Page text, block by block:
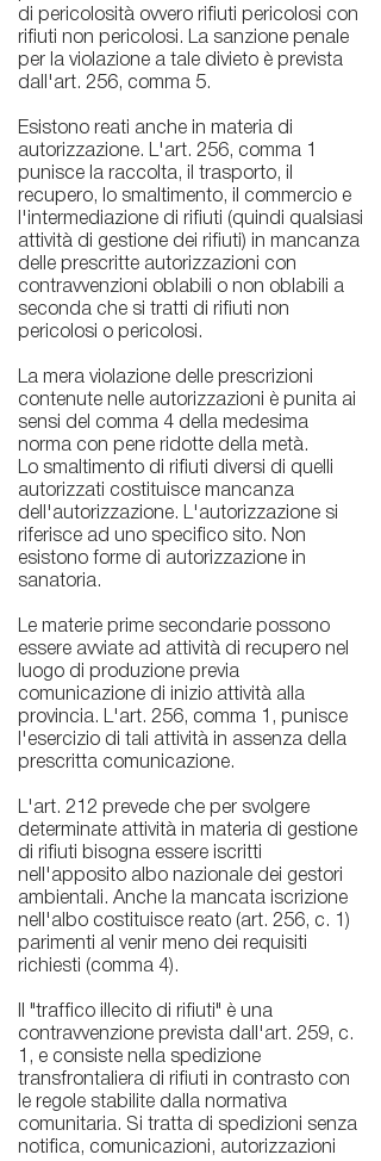
di pericolosità ovvero rifiuti pericolosi con
rifiuti non pericolosi. La sanzione penale
per la violazione a tale divieto è prevista
dall'art. 256, comma 5.
Esistono reati anche in materia di
autorizzazione. L'art. 256, comma 1
punisce la raccolta, il trasporto, il
recupero, lo smaltimento, il commercio e
l'intermediazione di rifiuti (quindi qualsiasi
attività di gestione dei rifiuti) in mancanza
delle prescritte autorizzazioni con
contravvenzioni oblabili o non oblabili a
seconda che si tratti di rifiuti non
pericolosi o pericolosi.
La mera violazione delle prescrizioni
contenute nelle autorizzazioni è punita ai
sensi del comma 4 della medesima
norma con pene ridotte della metà.
Lo smaltimento di rifiuti diversi di quelli
autorizzati costituisce mancanza
dell'autorizzazione. L'autorizzazione si
riferisce ad uno specifico sito. Non
esistono forme di autorizzazione in
sanatoria.
Le materie prime secondarie possono
essere avviate ad attività di recupero nel
luogo di produzione previa
comunicazione di inizio attività alla
provincia. L'art. 256, comma 1, punisce
l'esercizio di tali attività in assenza della
prescritta comunicazione.
L'art. 212 prevede che per svolgere
determinate attività in materia di gestione
di rifiuti bisogna essere iscritti
nell'apposito albo nazionale dei gestori
ambientali. Anche la mancata iscrizione
nell'albo costituisce reato (art. 256, c. 1)
parimenti al venir meno dei requisiti
richiesti (comma 4).
Il "traffico illecito di rifiuti" è una
contravvenzione prevista dall'art. 259, c.
1, e consiste nella spedizione
transfrontaliera di rifiuti in contrasto con
le regole stabilite dalla normativa
comunitaria. Si tratta di spedizioni senza
notifica, comunicazioni, autorizzazioni